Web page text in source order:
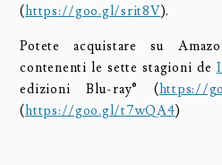
(https://goo.gl/srit8V).
Potete acquistare su
contenenti le sette stagioni de
edizioni Blu-ray® (https://
(https://goo.gl/t7wQA4)